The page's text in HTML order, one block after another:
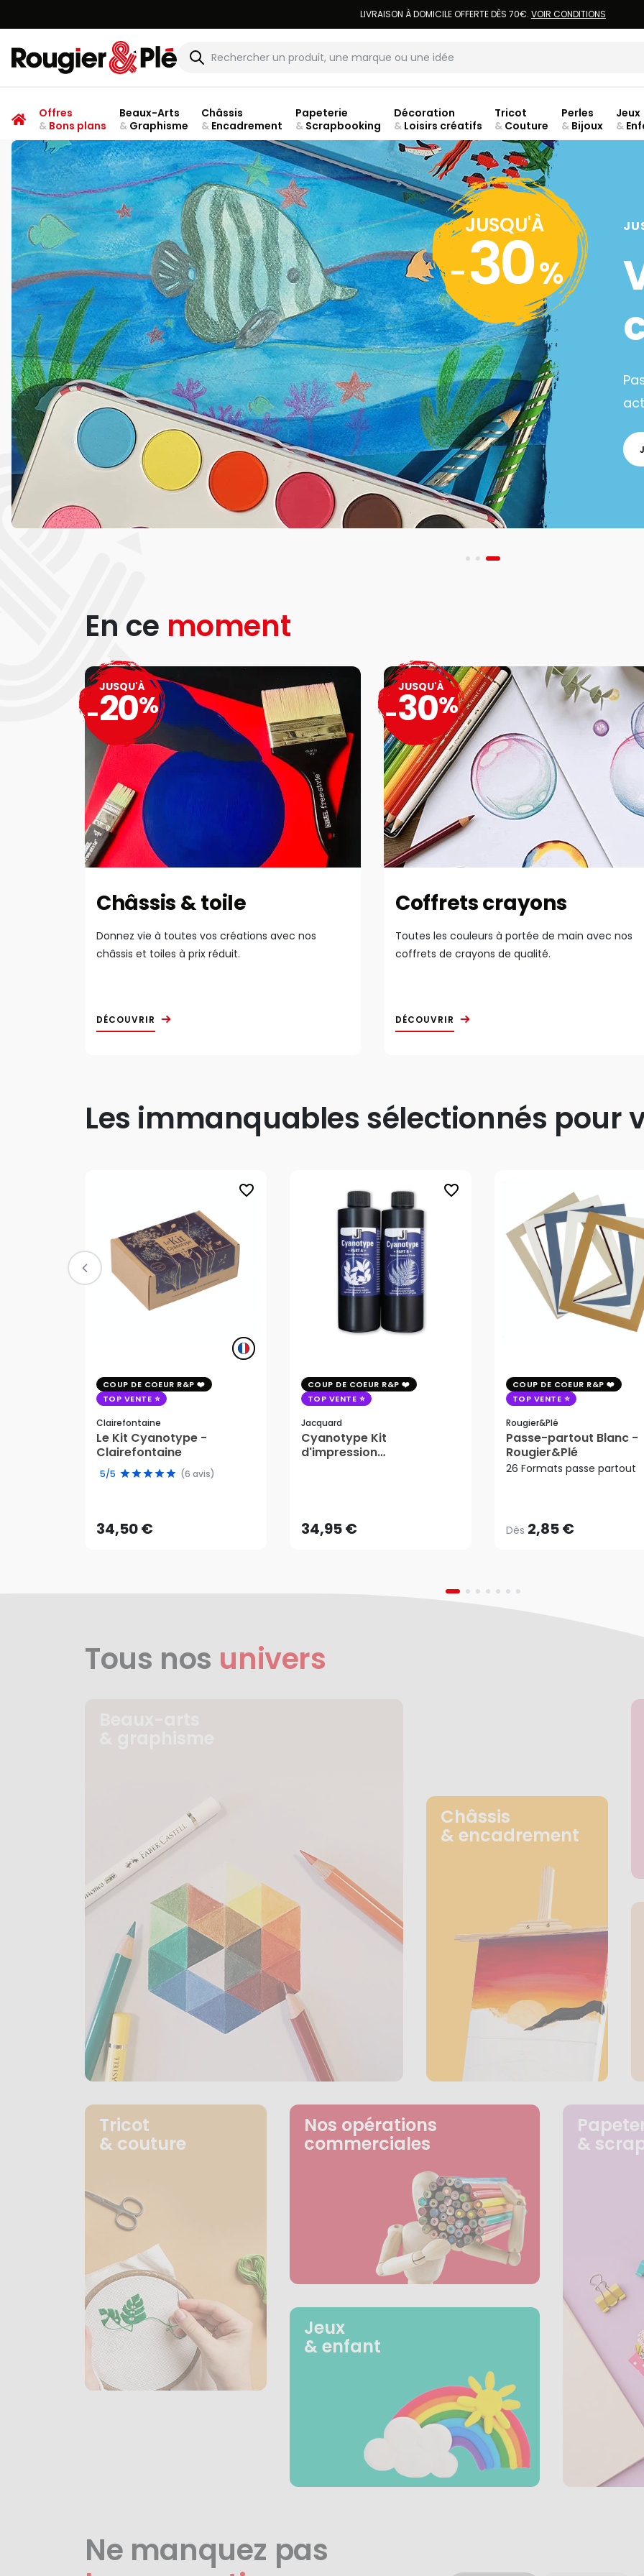
LIVRAISON À DOMICILE OFFERTE DÈS 70€. VOIR CONDITIONS
Rougier & Plé
Offres
&Bons plans
Beaux-Arts
&Graphisme
Châssis
&Encadrement
Papeterie
&Scrapbooking
Décoration
&Loisirs créatifs
Tricot
& Couture
Perles
& Bijoux
Jeux
&
JUSQU'À
-30%
En ce moment
Châssis & toile
Donnez vie à toutes vos créations avec nos
châssis et toiles à prix réduit.
DÉCOUVRIR
JUSQU'À
-20%
Coffrets crayons
Toutes les couleurs à portée de main avec nos
coffrets de crayons de qualité.
DÉCOUVRIR
JUSQU'À
-30%
Les immanquables sélectionnés pour
favorite_border
COUP DE COEUR R&P
TOP VENTE
Clairefontaine
Le Kit Cyanotype -
Clairefontaine
5/5 (6 avis)
34,50 €AJOUTER AU PANIER
favorite_border
COUP DE COEUR R&P
TOP VENTE
Jacquard
Cyanotype Kit
d'impression
34,95 €AJOUTER AU PANIER
COUP DE COEUR R&P
TOP VENTE
Rougier&plé
Passe-partout Blanc -
Rougier&Plé
26 Formats passe partout
Dès 2,85 €
2,85 €
Tous nos univers
Châssis
& encadrement
Tricot
& couture
Nos opérations
commerciales
Jeux
& enfant
&
Ne manquez pas